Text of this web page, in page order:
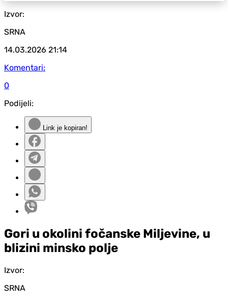
Izvor:
SRNA
14.03.2026 21:14
Komentari:
0
Podijeli:
Link je kopiran!
Gori u okolini fočanske Miljevine, u
blizini minsko polje
Izvor:
SRNA